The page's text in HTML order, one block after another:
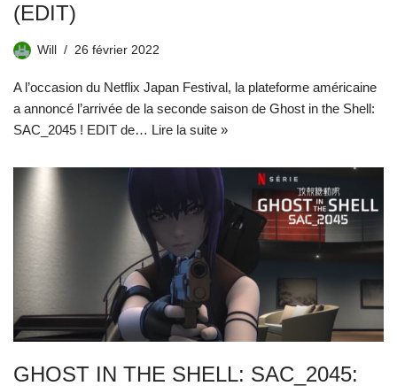
(EDIT)
Will 26 février 2022
A l’occasion du Netflix Japan Festival, la plateforme américaine
a annoncé l’arrivée de la seconde saison de Ghost in the Shell:
SAC_2045 ! EDIT de… Lire la suite »
GHOST IN THE SHELL: SAC_2045: